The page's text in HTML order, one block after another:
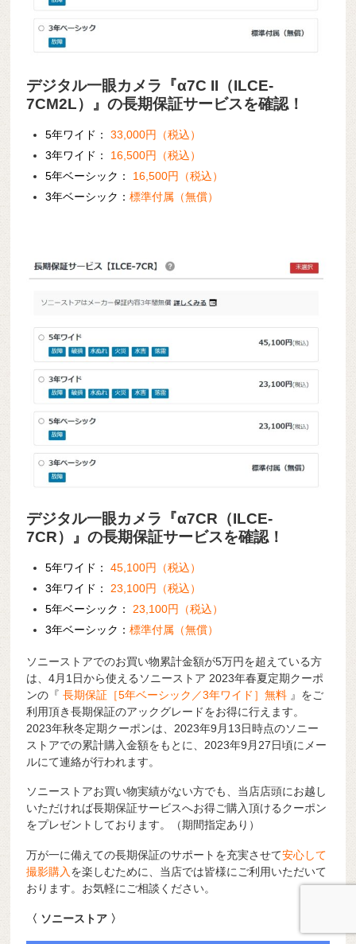
デジタル一眼カメラ『α7C II（ILCE-
7CM2L）』の長期保証サービスを確認！
5年ワイド：
33,000円（税込）
3年ワイド： 16,500円（税込）
5年ベーシック：
16,500円（税込）
3年ベーシック：標準付属（無償）
デジタル一眼カメラ『α7CR（ILCE-
7CR）』の長期保証サービスを確認！
5年ワイド：
45,100円（税込）
3年ワイド： 23,100円（税込）
5年ベーシック：
23,100円（税込）
3年ベーシック：標準付属（無償）
ソニーストアでのお買い物累計金額が5万円を超えている方
は、4月1日から使えるソニーストア 2023年春夏定期クーポ
ンの『長期保証［5年ベーシック／3年ワイド］無料 』をご
利用頂き長期保証のアックグレードをお得に行えます。
2023年秋冬定期クーポンは、2023年9月13日時点のソニー
ストアでの累計購入金額をもとに、2023年9月27日頃にメー
ルにて連絡が行われます。
ソニーストアお買い物実績がない方でも、当店店頭にお越し
いただければ長期保証サービスへお得ご購入頂けるクーポン
をプレゼントしております。（期間指定あり）
万が一に備えての長期保証のサポートを充実させて安心して
撮影購入を楽しむために、当店では皆様にご利用いただいて
おります。お気軽にご相談ください。
〈 ソニーストア 〉